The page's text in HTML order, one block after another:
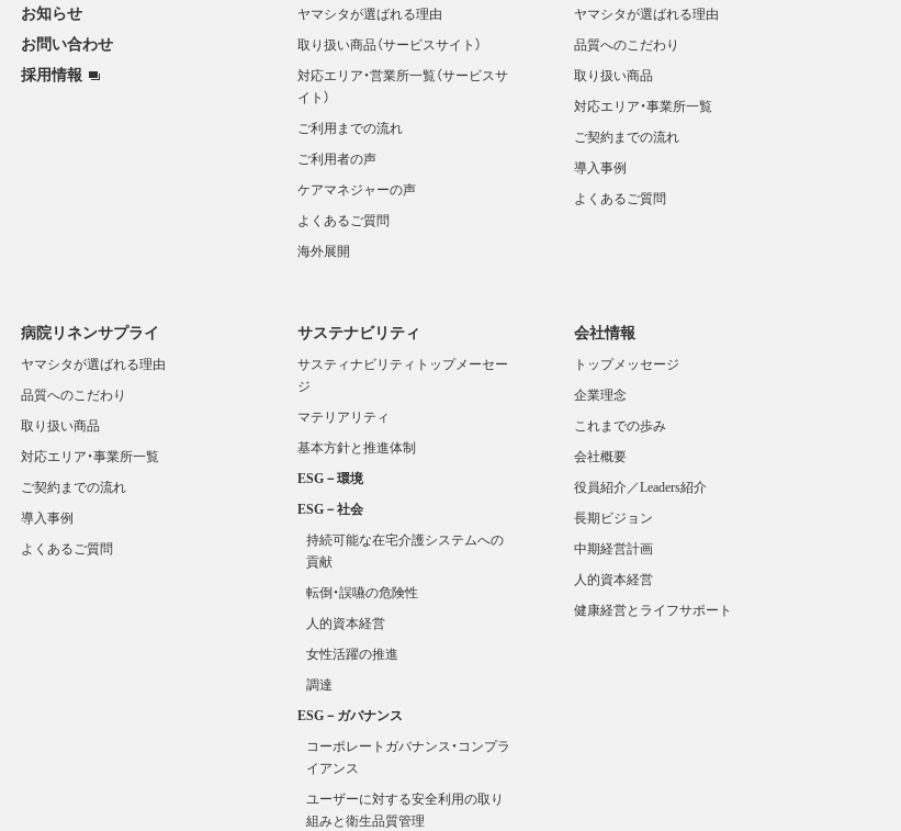
お知らせ
お問い合わせ
採用情報
ヤマシタが選ばれる理由
取り扱い商品（サービスサイト）
対応エリア・営業所一覧（サービスサ
イト）
ご利用までの流れ
ご利用者の声
ケアマネジャーの声
よくあるご質問
海外展開
ヤマシタが選ばれる理由
品質へのこだわり
取り扱い商品
対応エリア・事業所一覧
ご契約までの流れ
導入事例
よくあるご質問
病院リネンサプライ
ヤマシタが選ばれる理由
品質へのこだわり
取り扱い商品
対応エリア・事業所一覧
ご契約までの流れ
導入事例
よくあるご質問
サステナビリティ
サスティナビリティトップメーセー
ジ
マテリアリティ
基本方針と推進体制
ESG－環境
ESG－社会
持続可能な在宅介護システムへの
貢献
転倒・誤嚥の危険性
人的資本経営
女性活躍の推進
調達
ESG－ガバナンス
コーポレートガバナンス・コンプラ
イアンス
ユーザーに対する安全利用の取り
組みと衛生品質管理
会社情報
トップメッセージ
企業理念
これまでの歩み
会社概要
役員紹介／Leaders紹介
長期ビジョン
中期経営計画
人的資本経営
健康経営とライフサポート